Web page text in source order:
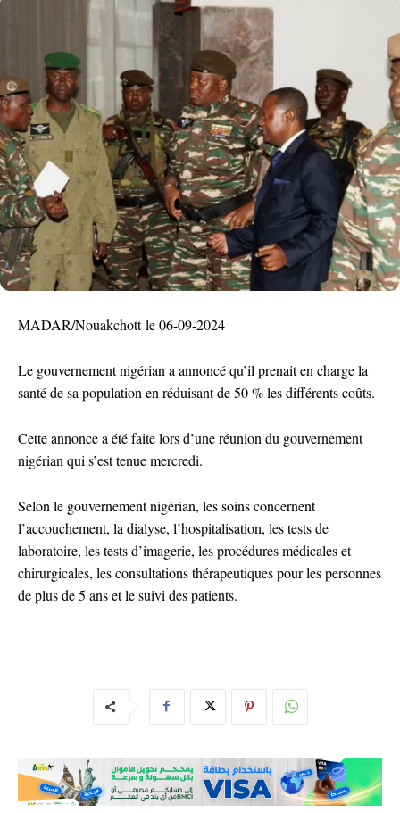
MADAR/Nouakchott le 06-09-2024
Le gouvernement nigérian a annoncé qu’il prenait en charge la
santé de sa population en réduisant de 50 % les différents coûts.
Cette annonce a été faite lors d’une réunion du gouvernement
nigérian qui s’est tenue mercredi.
Selon le gouvernement nigérian, les soins concernent
l’accouchement, la dialyse, l’hospitalisation, les tests de
laboratoire, les tests d’imagerie, les procédures médicales et
chirurgicales, les consultations thérapeutiques pour les personnes
de plus de 5 ans et le suivi des patients.